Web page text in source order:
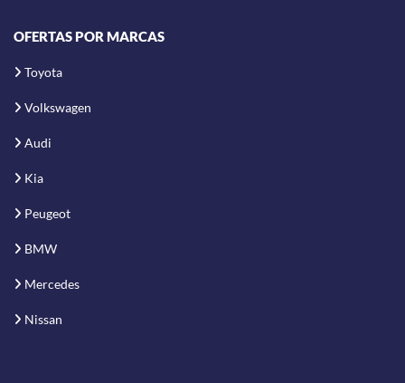
OFERTAS POR MARCAS
Toyota
Volkswagen
Audi
Kia
Peugeot
BMW
Mercedes
Nissan